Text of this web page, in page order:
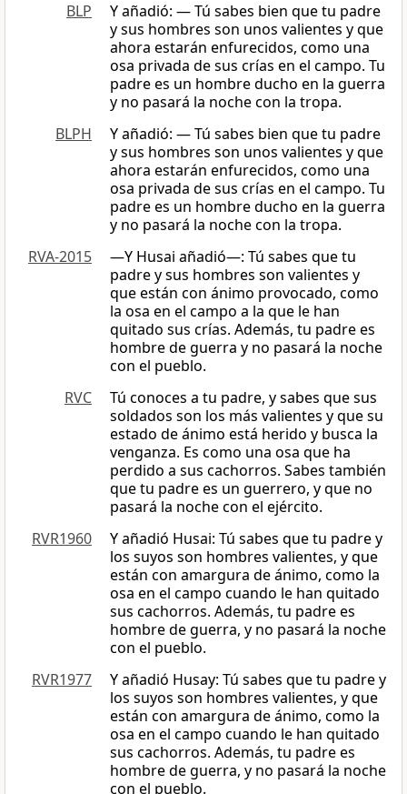
BLP
Y añadió: — Tú sabes bien que tu padre
y sus hombres son unos valientes y que
ahora estarán enfurecidos, como una
osa privada de sus crías en el campo. Tu
padre es un hombre ducho en la guerra
y no pasará la noche con la tropa.
BLPH
Y añadió: — Tú sabes bien que tu padre
y sus hombres son unos valientes y que
ahora estarán enfurecidos, como una
osa privada de sus crías en el campo. Tu
padre es un hombre ducho en la guerra
y no pasará la noche con la tropa.
RVA-2015
—Y Husai añadió—: Tú sabes que tu
padre y sus hombres son valientes y
que están con ánimo provocado, como
la osa en el campo a la que le han
quitado sus crías. Además, tu padre es
hombre de guerra y no pasará la noche
con el pueblo.
RVC
Tú conoces a tu padre, y sabes que sus
soldados son los más valientes y que su
estado de ánimo está herido y busca la
venganza. Es como una osa que ha
perdido a sus cachorros. Sabes también
que tu padre es un guerrero, y que no
pasará la noche con el ejército.
RVR1960
Y añadió Husai: Tú sabes que tu padre y
los suyos son hombres valientes, y que
están con amargura de ánimo, como la
osa en el campo cuando le han quitado
sus cachorros. Además, tu padre es
hombre de guerra, y no pasará la noche
con el pueblo.
RVR1977
Y añadió Husay: Tú sabes que tu padre y
los suyos son hombres valientes, y que
están con amargura de ánimo, como la
osa en el campo cuando le han quitado
sus cachorros. Además, tu padre es
hombre de guerra, y no pasará la noche
con el pueblo.